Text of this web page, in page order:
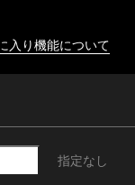
入り機能について
指定なし